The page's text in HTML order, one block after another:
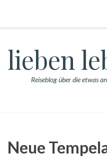
lieben
Reiseblog über die etwas
Neue